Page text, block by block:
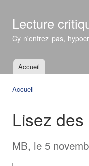
Lecture
Cy n'entrez pas,
Menu principal
Accueil
Accueil
Lisez
MB, le 5